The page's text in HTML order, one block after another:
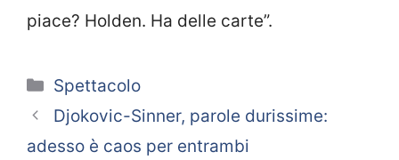
piace? Holden. Ha delle carte”.
Categorie
Spettacolo
Djokovic-Sinner, parole durissime:
adesso è caos per entrambi